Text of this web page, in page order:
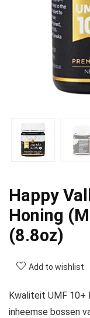
Happy
Honing
(8.8oz)
Add to wishlist
Kwaliteit UMF 10+
inheemse bossen